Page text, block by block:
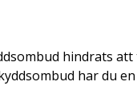
hindrats
har du